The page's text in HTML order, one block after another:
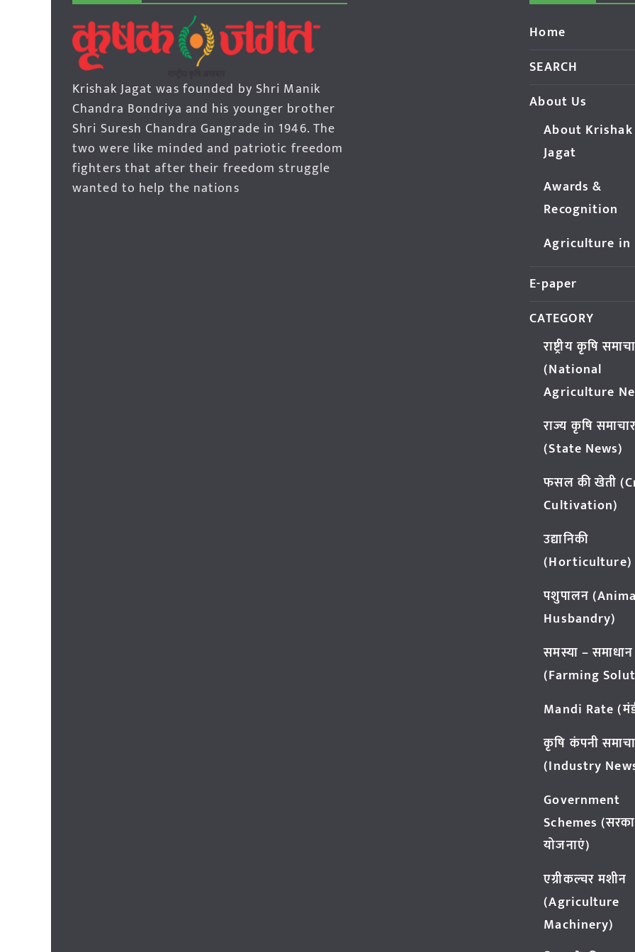
Krishak Jagat was founded by Shri Manik
Chandra Bondriya and his younger brother
Shri Suresh Chandra Gangrade in 1946. The
two were like minded and patriotic freedom
fighters that after their freedom struggle
wanted to help the nations
Home
SEARCH
About Us
About Krishak
Jagat
Awards &
Recognition
Agriculture in
E-paper
CATEGORY
राष्ट्रीय कृषि
(National
Agriculture
राज्य कृषि समाचार
(State News)
फसल की खेती
Cultivation)
उद्यानिकी
(Horticulture)
पशुपालन
Husbandry)
समस्या – समाधान
(Farming
Mandi Rate
कृषि कंपनी
(Industry
Government
Schemes
योजनाएं)
एग्रीकल्चर मशीन
(Agriculture
Machinery)